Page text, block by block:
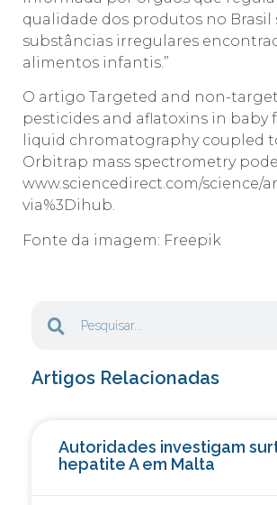
qualidade dos produtos no Brasil
substâncias irregulares
alimentos infantis.”
O artigo Targeted and non-
pesticides and aflatoxins in baby
liquid chromatography coupled
Orbitrap mass spectrometry
www.sciencedirect.com/science/
via%3Dihub.
Fonte da imagem: Freepik
Artigos Relacionadas
Autoridades investigam
hepatite A em Malta